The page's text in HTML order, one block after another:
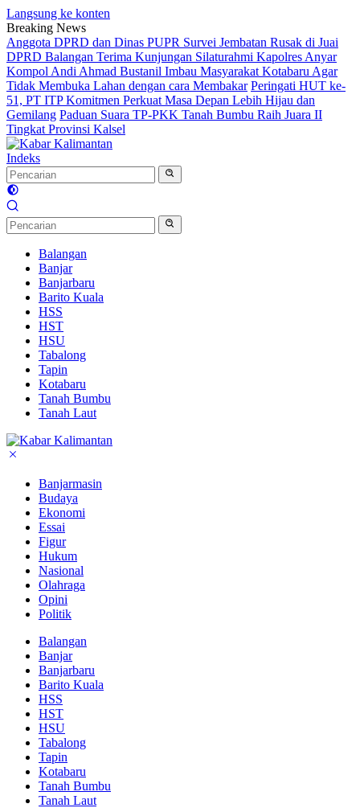
Langsung ke konten
Breaking News
Anggota DPRD dan Dinas PUPR Survei Jembatan Rusak di Juai
DPRD Balangan Terima Kunjungan Silaturahmi Kapolres Anyar
Kompol Andi Ahmad Bustanil Imbau Masyarakat Kotabaru Agar
Tidak Membuka Lahan dengan cara Membakar Peringati HUT ke-
51, PT ITP Komitmen Perkuat Masa Depan Lebih Hijau dan
Gemilang Paduan Suara TP-PKK Tanah Bumbu Raih Juara II
Tingkat Provinsi Kalsel
Indeks
Balangan
Banjar
Banjarbaru
Barito Kuala
HSS
HST
HSU
Tabalong
Tapin
Kotabaru
Tanah Bumbu
Tanah Laut
Banjarmasin
Budaya
Ekonomi
Essai
Figur
Hukum
Nasional
Olahraga
Opini
Politik
Balangan
Banjar
Banjarbaru
Barito Kuala
HSS
HST
HSU
Tabalong
Tapin
Kotabaru
Tanah Bumbu
Tanah Laut